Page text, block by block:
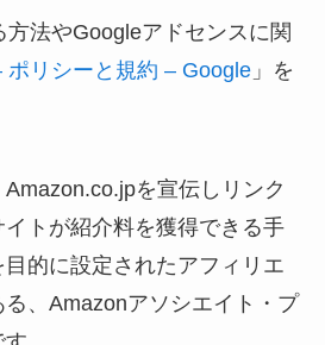
法やGoogleアドセンスに関
ポリシーと規約 – Google」を
を宣伝しリンク
トが紹介料を獲得できる手
的に設定されたアフィリエ
、Amazonアソシエイト・プ